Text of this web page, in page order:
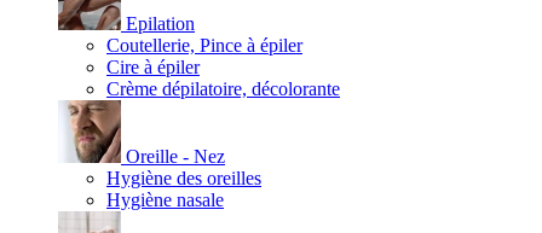
Epilation
Coutellerie, Pince à épiler
Cire à épiler
Crème dépilatoire, décolorante
Oreille - Nez
Hygiène des oreilles
Hygiène nasale